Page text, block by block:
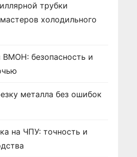
трубки
холодильного
безопасность и
металла без ошибок
на ЧПУ: точность и